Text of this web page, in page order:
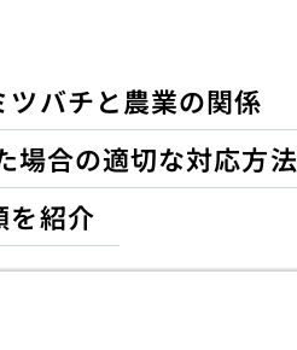
ツバチと農業の関係
場合の適切な対応方法
を紹介